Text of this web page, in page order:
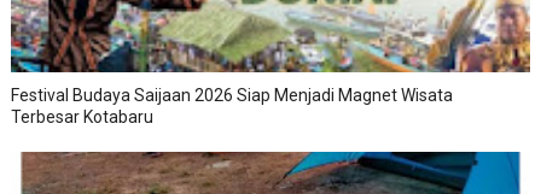
Festival Budaya Saijaan 2026 Siap Menjadi Magnet Wisata
Terbesar Kotabaru